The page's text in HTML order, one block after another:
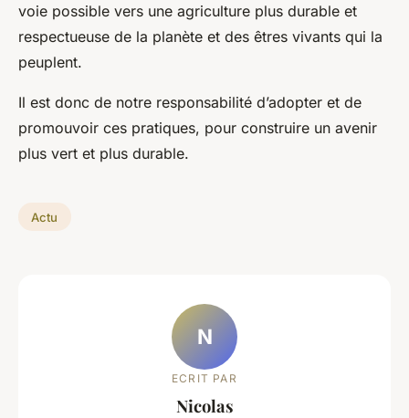
voie possible vers une agriculture plus durable et
respectueuse de la planète et des êtres vivants qui la
peuplent.
Il est donc de notre responsabilité d’adopter et de
promouvoir ces pratiques, pour construire un avenir
plus vert et plus durable.
Actu
N
ECRIT PAR
Nicolas